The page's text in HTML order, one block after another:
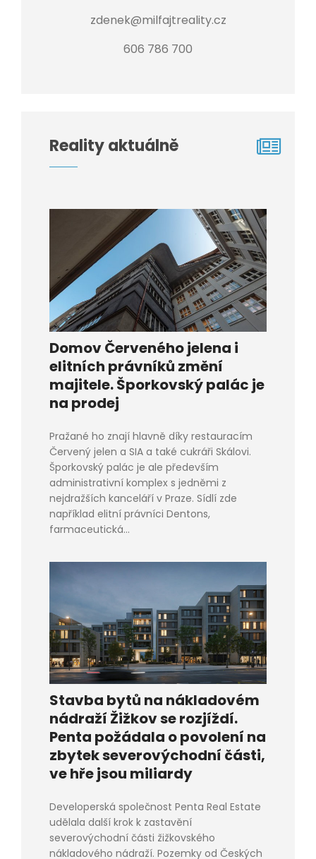
zdenek@milfajtreality.cz
606 786 700
Reality aktuálně
Domov Červeného jelena i
elitních právníků změní
majitele. Šporkovský palác je
na prodej
Pražané ho znají hlavně díky restauracím
Červený jelen a SIA a také cukráři Skálovi.
Šporkovský palác je ale především
administrativní komplex s jedněmi z
nejdražších kanceláří v Praze. Sídlí zde
například elitní právníci Dentons,
farmaceutická...
Stavba bytů na nákladovém
nádraží Žižkov se rozjíždí.
Penta požádala o povolení na
zbytek severovýchodní části,
ve hře jsou miliardy
Developerská společnost Penta Real Estate
udělala další krok k zastavění
severovýchodní části žižkovského
nákladového nádraží. Pozemky od Českých